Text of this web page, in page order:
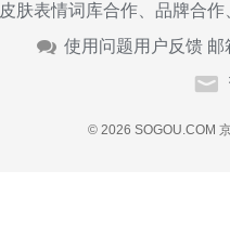
皮肤表情词库合作、品牌合
使用问题用户反馈 邮
© 2026 SOGOU.COM